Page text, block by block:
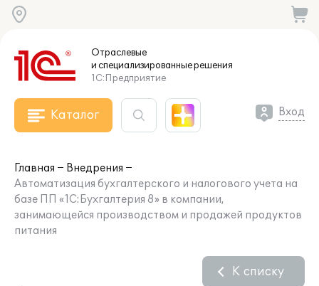
Отраслевые
и специализированныерешения
1С:Предприятие
Каталог Вход
Главная
Внедрения
Автоматизация бухгалтерского и налогового учета на
базе ПП «1С:Бухгалтерия 8» в компании,
занимающейся производством и продажей продуктов
питания
К списку